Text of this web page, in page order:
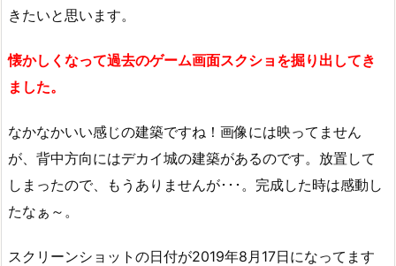
きたいと思います。
懐かしくなって過去のゲーム画面スクショを掘り出してき
ました。
なかなかいい感じの建築ですね！画像には映ってません
が、背中方向にはデカイ城の建築があるのです。放置して
しまったので、もうありませんが･･･。完成した時は感動し
たなぁ～。
スクリーンショットの日付が2019年8月17日になってます